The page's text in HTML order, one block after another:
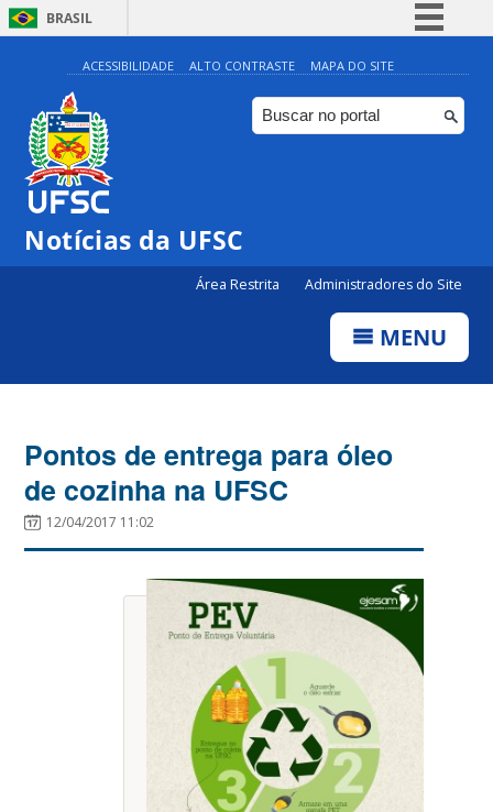
BRASIL
Simplifique!
Comunica BR
Participe
ACESSIBILIDADE ALTO CONTRASTE MAPA DO SITE
Notícias da UFSC
Área Restrita Administradores do Site
MENU
Pontos de entrega para óleo
de cozinha na UFSC
12/04/2017 11:02